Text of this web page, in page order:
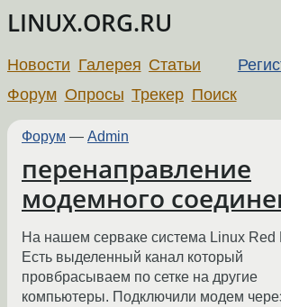
LINUX.ORG.RU
Новости Галерея Статьи
Форум Опросы Трекер Поиск
Форум — Admin
перенаправление
модемного
На нашем серваке система Linux Red
Есть выделенный канал который
провбрасываем по сетке на другие
компьютеры. Подключили модем